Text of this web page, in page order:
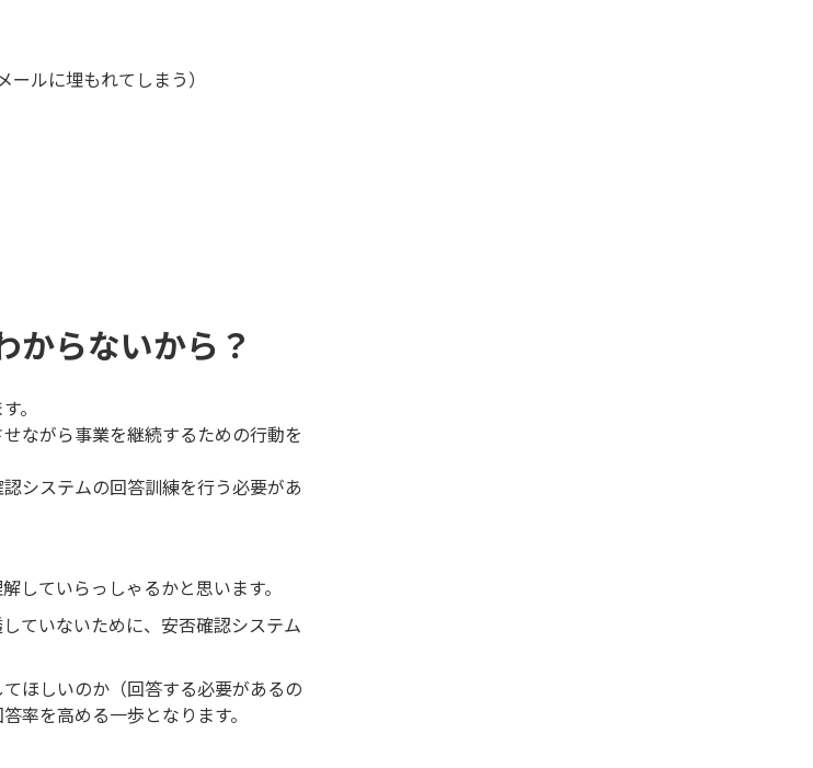
ルに埋もれてしまう）
からないから？
。
ながら事業を継続するための行動を
システムの回答訓練を行う必要があ
していらっしゃるかと思います。
ていないために、安否確認システム
ほしいのか（回答する必要があるの
率を高める一歩となります。